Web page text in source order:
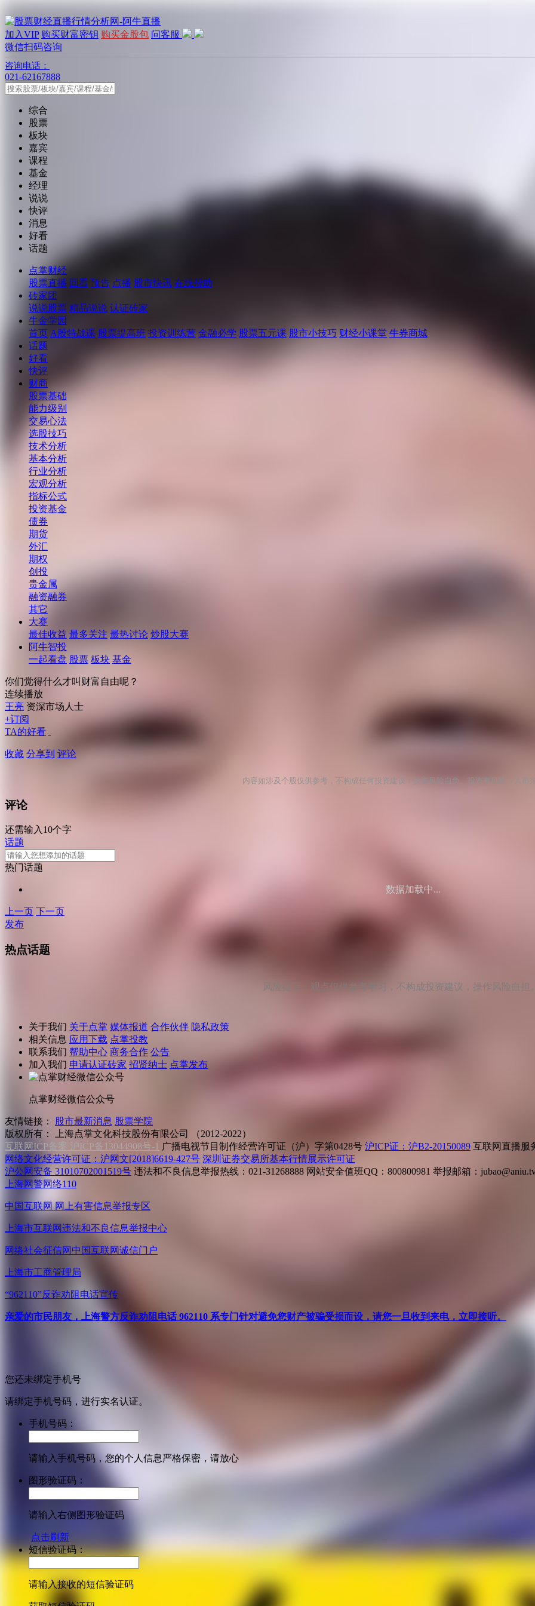
加入VIP 购买财富密钥 购买金股包 问客服
微信扫码咨询
咨询电话：
021-62167888
综合
股票
板块
嘉宾
课程
基金
经理
说说
快评
消息
好看
话题
点掌财经
股票直播 回看 预告 点播 股市快讯 在线帮助
砖家团
说说股票 精品说说 认证砖家
牛金学园
首页 A股特战课 股票提高班 投资训练营 金融必学 股票五元课 股市小技巧 财经小课堂 牛券商城
话题
好看
快评
财商
股票基础
能力级别
交易心法
选股技巧
技术分析
基本分析
行业分析
宏观分析
指标公式
投资基金
债券
期货
外汇
期权
创投
贵金属
融资融券
其它
大赛
最佳收益 最多关注 最热讨论 炒股大赛
阿牛智投
一起看盘 股票 板块 基金
你们觉得什么才叫财富自由呢？
连续播放
王亮 资深市场人士
+订阅
TA的好看
收藏 分享到 评论
内容如涉及个股仅供参考，不构成任何投资建议！投资风险自负。投资有风险，入市
评论
还需输入10个字
话题
热门话题
数据加载中...
上一页 下一页
发布
热点话题
风险提示：观点仅供参考学习，不构成投资建议，操作风险自担
关于我们 关于点掌 媒体报道 合作伙伴 隐私政策
相关信息 应用下载 点掌投教
联系我们 帮助中心 商务合作 公告
加入我们 申请认证砖家 招贤纳士 点掌发布
点掌财经微信公众号
友情链接： 股市最新消息 股票学院
版权所有：
上海点掌文化科技股份有限公司 （2012-2022）
互联网ICP备案 沪ICP备13044908号-1 广播电视节目制作经营许可证（沪）字第0428号 沪ICP证：沪B2-20150089 互联网直播服
网络文化经营许可证：沪网文[2018]6619-427号 深圳证券交易所基本行情展示许可证
沪公网安备 31010702001519号 违法和不良信息举报热线：021-31268888 网站安全值班QQ：800800981 举报邮箱：
上海网警网络110
中国互联网 网上有害信息举报专区
上海市互联网违法和不良信息举报中心
网络社会征信网 中国互联网诚信门户
上海市工商管理局
“962110”反诈劝阻电话宣传
亲爱的市民朋友，上海警方反诈劝阻电话 962110 系专门针对避免您财产被骗受损而设，请您一旦收到来电，立即接听。
您还未绑定手机号
请绑定手机号码，进行实名认证。
手机号码：
请输入手机号码，您的个人信息严格保密，请放心
图形验证码：
请输入右侧图形验证码
点击刷新
短信验证码：
请输入接收的短信验证码